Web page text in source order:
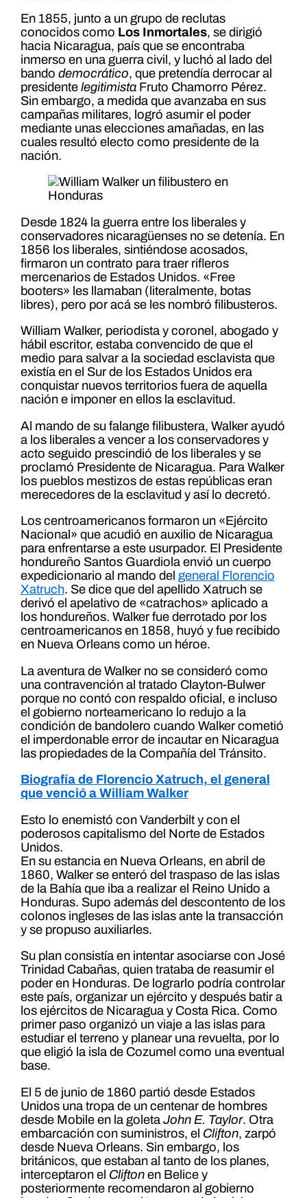
En 1855, junto a un grupo de reclutas
conocidos como Los Inmortales, se dirigió
hacia Nicaragua, país que se encontraba
inmerso en una guerra civil, y luchó al lado del
bando democrático, que pretendía derrocar al
presidente legitimistaFruto Chamorro Pérez.
Sin embargo, a medida que avanzaba en sus
campañas militares, logró asumir el poder
mediante unas elecciones amañadas, en las
cuales resultó electo como presidente de la
nación.
Desde 1824 la guerra entre los liberales y
conservadores nicaragüenses no se detenía. En
1856 los liberales, sintiéndose acosados,
firmaron un contrato para traer rifleros
mercenarios de Estados Unidos. «Free
booters» les llamaban (literalmente, botas
libres), pero por acá se les nombró filibusteros.
William Walker, periodista y coronel, abogado y
hábil escritor, estaba convencido de que el
medio para salvar a la sociedad esclavista que
existía en el Sur de los Estados Unidos era
conquistar nuevos territorios fuera de aquella
nación e imponer en ellos la esclavitud.
Al mando de su falange filibustera, Walker ayudó
a los liberales a vencer a los conservadores y
acto seguido prescindió de los liberales y se
proclamó Presidente de Nicaragua. Para Walker
los pueblos mestizos de estas repúblicas eran
merecedores de la esclavitud y así lo decretó.
Los centroamericanos formaron un «Ejército
Nacional» que acudió en auxilio de Nicaragua
para enfrentarse a este usurpador. El Presidente
hondureño Santos Guardiola envió un cuerpo
expedicionario al mando del general Florencio
Xatruch. Se dice que del apellido Xatruch se
derivó el apelativo de «catrachos» aplicado a
los hondureños. Walker fue derrotado por los
centroamericanos en 1858, huyó y fue recibido
en Nueva Orleans como un héroe.
La aventura de Walker no se consideró como
una contravención al tratado Clayton-Bulwer
porque no contó con respaldo oficial, e incluso
el gobierno norteamericano lo redujo a la
condición de bandolero cuando Walker cometió
el imperdonable error de incautar en Nicaragua
las propiedades de la Compañía del Tránsito.
Biografía de Florencio Xatruch, el general
que venció a William Walker
Esto lo enemistó con Vanderbilt y con el
poderosos capitalismo del Norte de Estados
Unidos.
En su estancia en Nueva Orleans, en abril de
1860, Walker se enteró del traspaso de las islas
de la Bahía que iba a realizar el Reino Unido a
Honduras. Supo además del descontento de los
colonos ingleses de las islas ante la transacción
y se propuso auxiliarles.
Su plan consistía en intentar asociarse con José
Trinidad Cabañas, quien trataba de reasumir el
poder en Honduras. De lograrlo podría controlar
este país, organizar un ejército y después batir a
los ejércitos de Nicaragua y Costa Rica. Como
primer paso organizó un viaje a las islas para
estudiar el terreno y planear una revuelta, por lo
que eligió la isla de Cozumel como una eventual
base.
El 5 de junio de 1860 partió desde Estados
Unidos una tropa de un centenar de hombres
desde Mobile en la goleta John E. Taylor. Otra
embarcación con suministros, el Clifton, zarpó
desde Nueva Orleans. Sin embargo, los
británicos, que estaban al tanto de los planes,
interceptaron el Cliftonen Belice y
posteriormente recomendaron al gobierno